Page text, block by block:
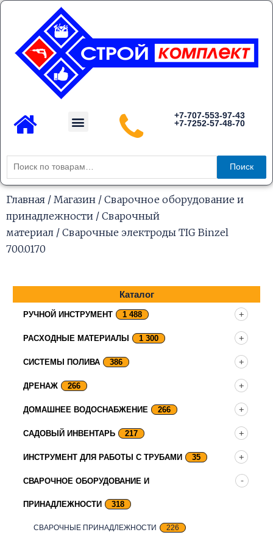
Перейти
содержимому
Menu
+7-707-553-97-43
+7-7252-57-48-70
Искать:
Поиск
Главная / Магазин / Сварочное оборудование и
принадлежности / Сварочный
материал / Сварочные электроды TIG Binzel
700.0170
Каталог
РУЧНОЙ ИНСТРУМЕНТ 1 488
РАСХОДНЫЕ МАТЕРИАЛЫ 1 300
СИСТЕМЫ ПОЛИВА 386
ДРЕНАЖ 266
ДОМАШНЕЕ ВОДОСНАБЖЕНИЕ 266
САДОВЫЙ ИНВЕНТАРЬ 217
ИНСТРУМЕНТ ДЛЯ РАБОТЫ С ТРУБАМИ 35
СВАРОЧНОЕ ОБОРУДОВАНИЕ И
ПРИНАДЛЕЖНОСТИ 318
СВАРОЧНЫЕ ПРИНАДЛЕЖНОСТИ 226